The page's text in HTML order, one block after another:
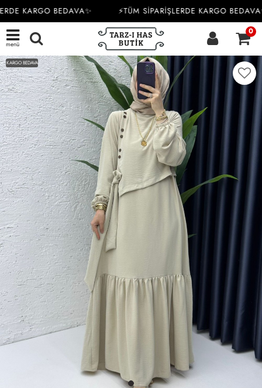
KARGO BEDAVA✨ ⚡TÜM SİPARİŞLERDE KARGO
menü
0
KARGO BEDAVA